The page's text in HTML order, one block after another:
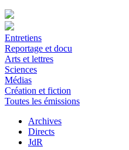
Entretiens
Reportage et docu
Arts et lettres
Sciences
Médias
Création et fiction
Toutes les émissions
Archives
Directs
JdR